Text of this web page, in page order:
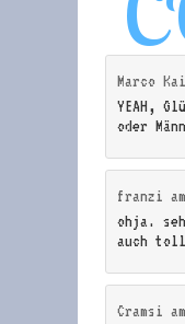
Marco
YEAH,
oder
franzi
ohja.
auch toll
Cramsi